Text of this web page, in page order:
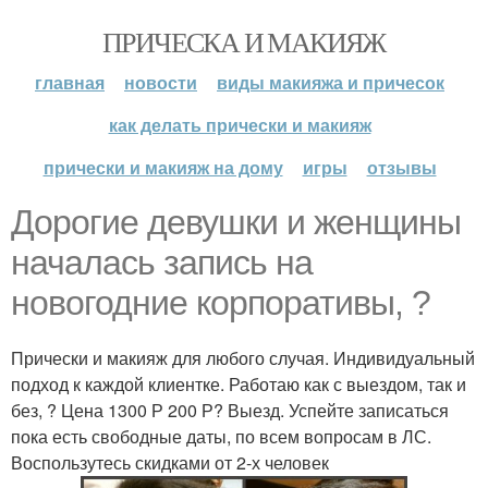
ПРИЧЕСКА И МАКИЯЖ
главная новости
виды макияжа и причесок
как делать прически и макияж
прически и макияж на дому
игры отзывы
Дорогие девушки и женщины
началась запись на
новогодние корпоративы, ?
Прически и макияж для любого случая. Индивидуальный
подход к каждой клиентке. Работаю как с выездом, так и
без, ? Цена 1300 Р 200 Р? Выезд. Успейте записаться
пока есть свободные даты, по всем вопросам в ЛС.
Воспользутесь скидками от 2-х человек